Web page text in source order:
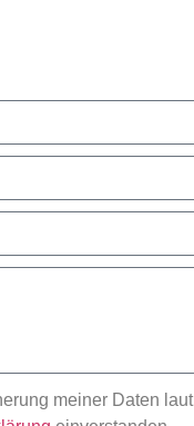
meiner Daten laut